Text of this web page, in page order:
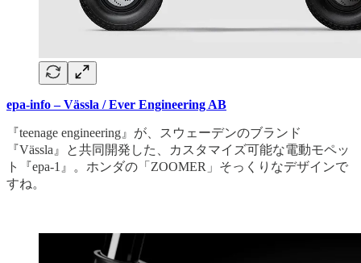
epa-info – Vässla / Ever Engineering AB
『teenage engineering』が、スウェーデンのブランド
『Vässla』と共同開発した、カスタマイズ可能な電動モペッ
ト『epa-1』。ホンダの「ZOOMER」そっくりなデザインで
すね。